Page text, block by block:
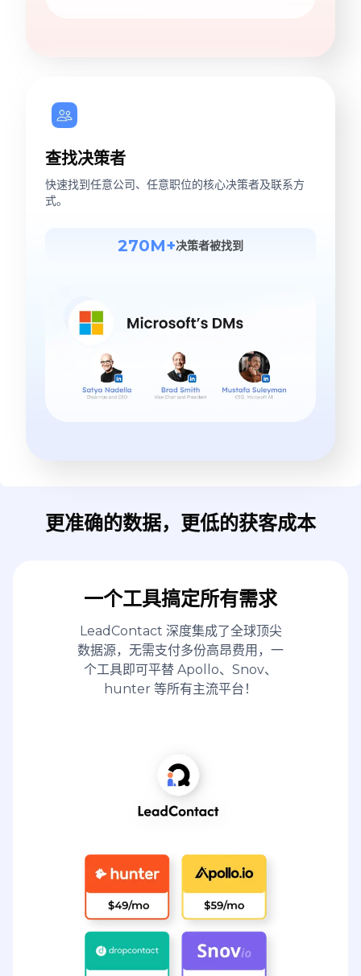
查找决策者
快速找到任意公司、任意职位的核心决策者及联系方
式。
270M+决策者被找到
更准确的数据，更低的获客成本
一个工具搞定所有需求
LeadContact 深度集成了全球顶尖
数据源，无需支付多份高昂费用，一
个工具即可平替 Apollo、Snov、
hunter 等所有主流平台！